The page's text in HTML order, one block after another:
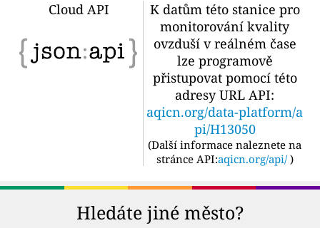
Cloud API
K datům této stanice pro
monitorování kvality
ovzduší v reálném čase
lze programově
přistupovat pomocí této
adresy URL API:
aqicn.org/data-platform/a
pi/H13050
(Další informace naleznete na
stránce API:aqicn.org/api/ )
Hledáte jiné město?